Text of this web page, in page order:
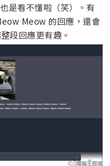
是看不懂啦（笑）。有
Meow 的回應，還會
段回應更有趣。